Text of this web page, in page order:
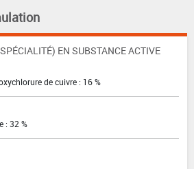
EN SUBSTANCE ACTIVE
de cuivre : 16 %
: 32 %